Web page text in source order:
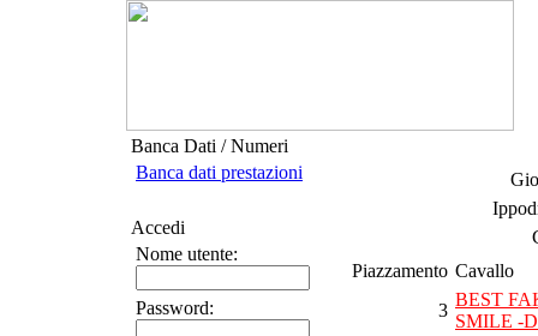
Banca Dati / Numeri
Banca dati prestazioni
Accedi
Nome utente:
Password:
Piazzamento Cavallo
3
BEST
SMILE -